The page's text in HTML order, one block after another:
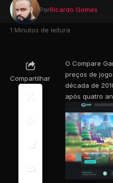
PorRicardo Gomes
1 Minutos de leitura
Compartilhar
O Compare
preços de
década de
após quatro